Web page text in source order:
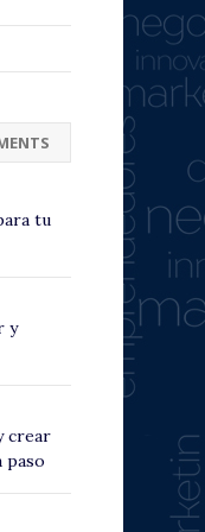
tu
y
crear
paso